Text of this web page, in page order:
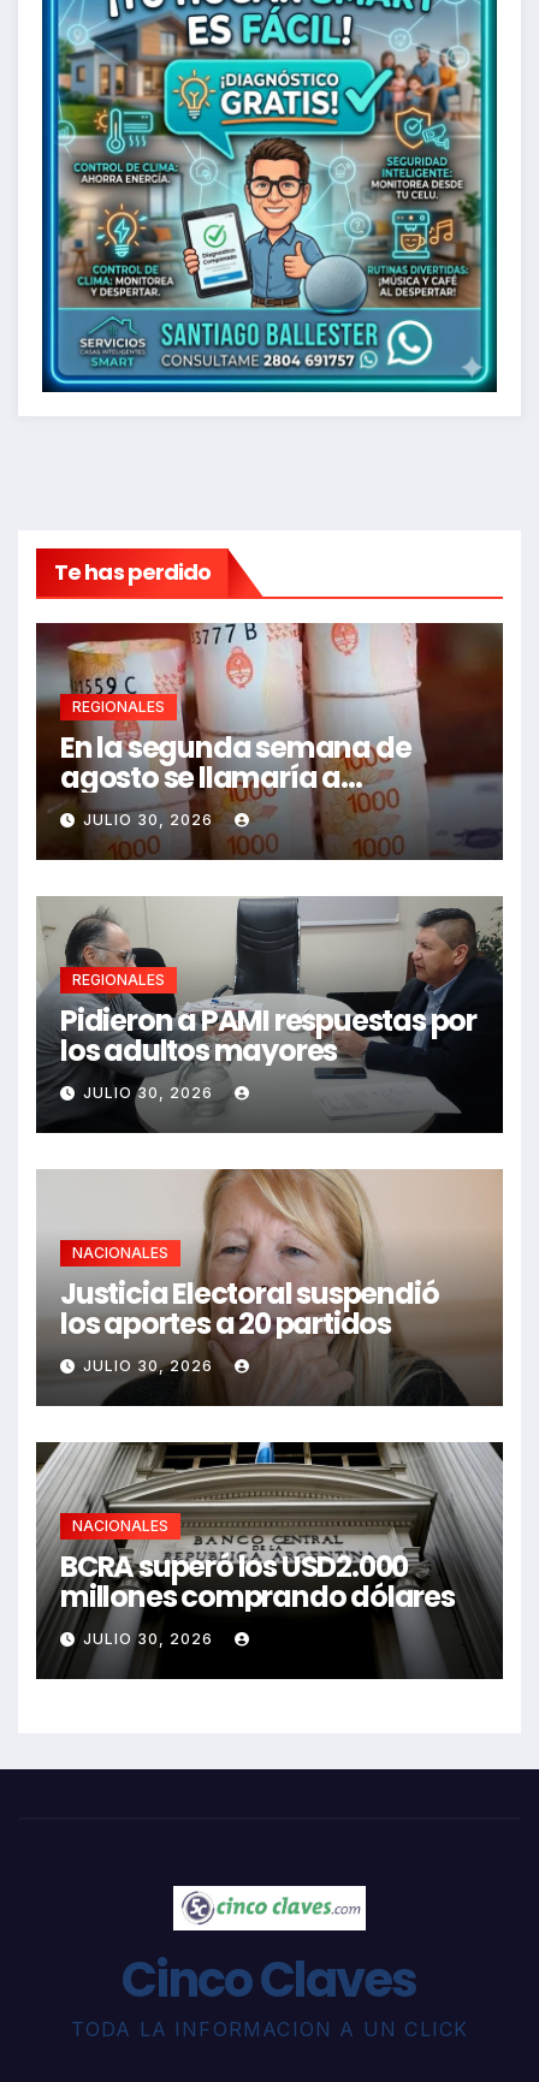
Te has perdido
REGIONALES
En la segunda semana de
agosto se llamaría a
paritarias
JULIO 30, 2026
REGIONALES
Pidieron a PAMI respuestas por
los adultos mayores
JULIO 30, 2026
NACIONALES
Justicia Electoral suspendió
los aportes a 20 partidos
JULIO 30, 2026
NACIONALES
BCRA superó los USD2.000
millones comprando dólares
JULIO 30, 2026
Cinco Claves
TODA LA INFORMACION A UN CLICK